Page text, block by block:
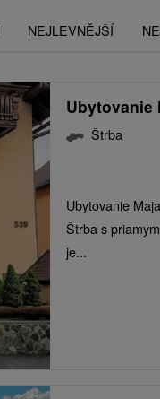
NEJLEVNĚJŠÍ
Ubytovanie
Štrba
Ubytovanie
Štrba s
je...